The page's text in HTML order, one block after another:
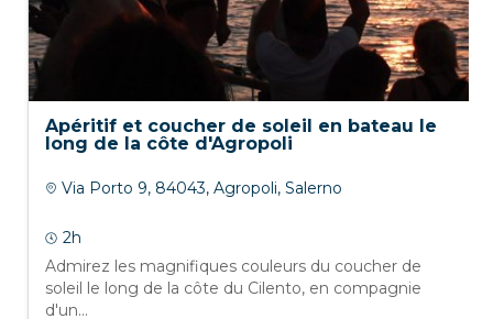
Apéritif et coucher de soleil en bateau le
long de la côte d'Agropoli
Via Porto 9, 84043, Agropoli, Salerno
2h
Admirez les magnifiques couleurs du coucher de
soleil le long de la côte du Cilento, en compagnie
d'un...